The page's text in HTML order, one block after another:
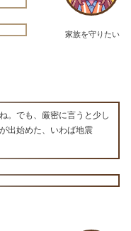
家族を守りたい
。でも、厳密に言うと少し
出始めた、いわば地震